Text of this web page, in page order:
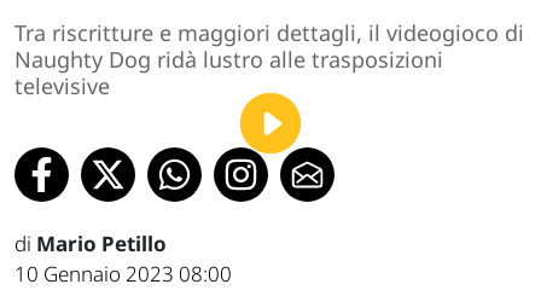
Tra riscritture e maggiori dettagli, il videogioco di
Naughty Dog ridà lustro alle trasposizioni
televisive
di Mario Petillo
10 Gennaio 2023 08:00